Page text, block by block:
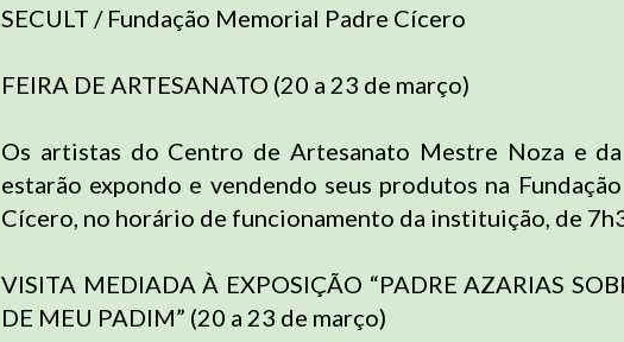
SECULT / Fundação Memorial Padre Cícero
FEIRA DE ARTESANATO (20 a 23 de março)
Os artistas do Centro de Artesanato Mestre Noza e
estarão expondo e vendendo seus produtos na
Cícero, no horário de funcionamento da instituição, de
VISITA MEDIADA À EXPOSIÇÃO “PADRE AZARIAS
DE MEU PADIM” (20 a 23 de março)